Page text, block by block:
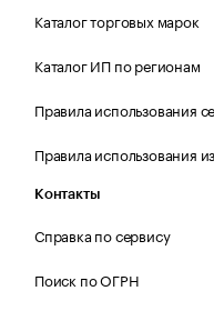
Каталог торговых марок
Каталог ИП по регионам
Правила использования
Правила использования
Контакты
Справка по сервису
Поиск по ОГРН